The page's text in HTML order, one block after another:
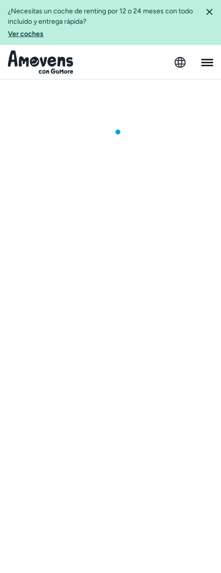
¿Necesitas un coche de renting por 12 o 24 meses con todo
incluido y entrega rápida?
Ver coches